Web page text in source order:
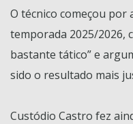
O técnico começou
temporada 2025/2026,
bastante tático” e
sido o resultado mais
Custódio Castro fez